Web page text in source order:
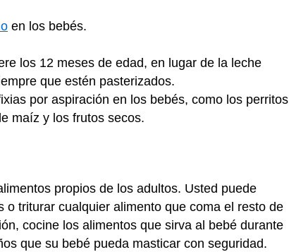
en los bebés.
los 12 meses de edad, en lugar de la leche
que estén pasterizados.
por aspiración en los bebés, como los perritos
maíz y los frutos secos.
propios de los adultos. Usted puede
triturar cualquier alimento que coma el resto de
cocine los alimentos que sirva al bebé durante
que su bebé pueda masticar con seguridad.